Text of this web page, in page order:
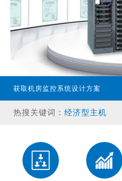
获取机房监控系统设计方案
热搜关键词：
专业型主机
漏水检测设备
配电监控设备
气体监控设备
其他配件产品